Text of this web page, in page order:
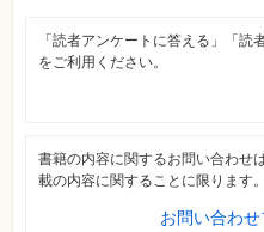
味・
自
作・
パ
「読者アンケートに答える」「読
をご利用ください。
書籍の内容に関するお問い合わせ
載の内容に関することに限ります。
お問い合わ